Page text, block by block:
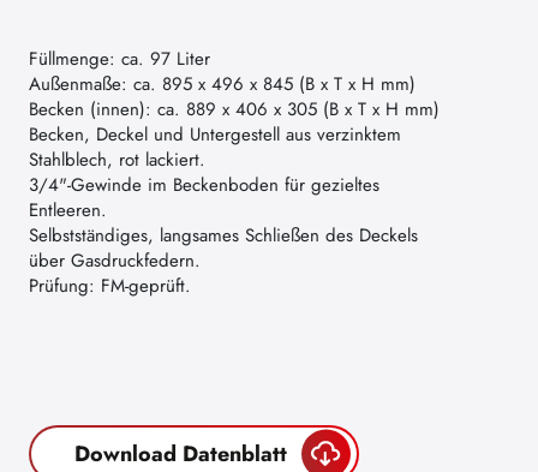
Füllmenge: ca. 97 Liter
Außenmaße: ca. 895 x 496 x 845 (B x T x H mm)
Becken (innen): ca. 889 x 406 x 305 (B x T x H mm)
Becken, Deckel und Untergestell aus verzinktem
Stahlblech, rot lackiert.
3/4"-Gewinde im Beckenboden für gezieltes
Entleeren.
Selbstständiges, langsames Schließen des Deckels
über Gasdruckfedern.
Prüfung: FM-geprüft.
Download Datenblatt